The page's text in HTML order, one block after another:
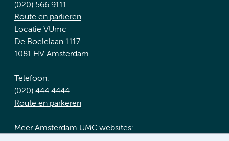
(020) 566 9111
Route en parkeren
Locatie VUmc
De Boelelaan 1117
1081 HV Amsterdam
Telefoon:
(020) 444 4444
Route en parkeren
Meer Amsterdam UMC websites: